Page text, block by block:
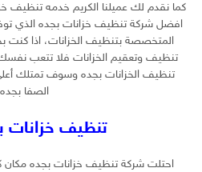
كما نقدم لك عميلنا الكريم خدمه تنظيف
افضل شركة تنظيف خزانات بجده الذي
المتخصصة بتنظيف الخزانات، اذا كنت
تنظيف وتعقيم الخزانات فلا تتعب
تنظيف الخزانات بجده وسوف تمتلك
الصفا
تنظيف خزانات
احتلت شركة تنظيف خزانات بجده مكان